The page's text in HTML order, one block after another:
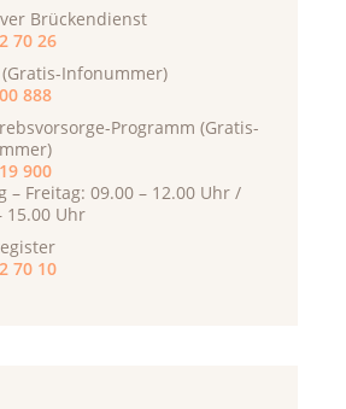
Brückendienst
70 26
Infonummer)
888
Programm (Gratis-
900
– Freitag: 09.00 – 12.00 Uhr /
15.00 Uhr
70 10